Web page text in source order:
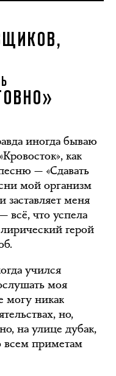
иногда бываю
как
— «Сдавать
мой организм
заставляет меня
всё, что успела
герой
учился
моя
могу никак
но,
на улице дубак,
всем приметам